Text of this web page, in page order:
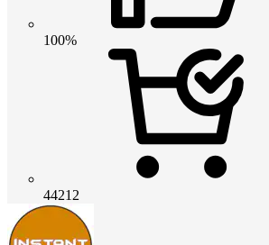
100%
44212